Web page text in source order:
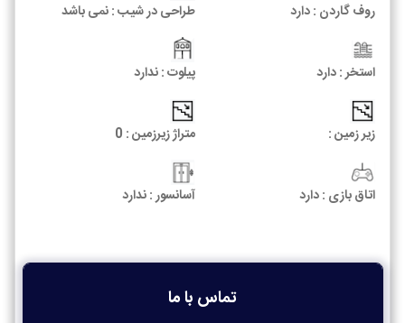
روف گاردن :دارد طراحی در شیب :نمی باشد
استخر :دارد پیلوت :ندارد
زیر زمین : متراژ زیرزمین : 0
اتاق بازی :دارد آسانسور :ندارد
تماس با ما